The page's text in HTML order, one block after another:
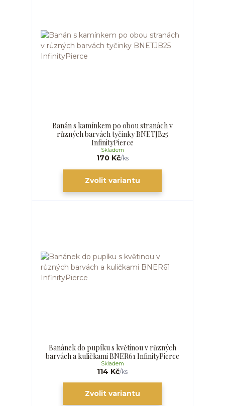
Banán s kamínkem po obou stranách v
různých barvách tyčinky BNETJB25
InfinityPierce
170 Kč/ks
Skladem
Zvolit variantu
Banánek do pupíku s květinou v různých
barvách a kuličkami BNER61 InfinityPierce
114 Kč/ks
Skladem
Zvolit variantu